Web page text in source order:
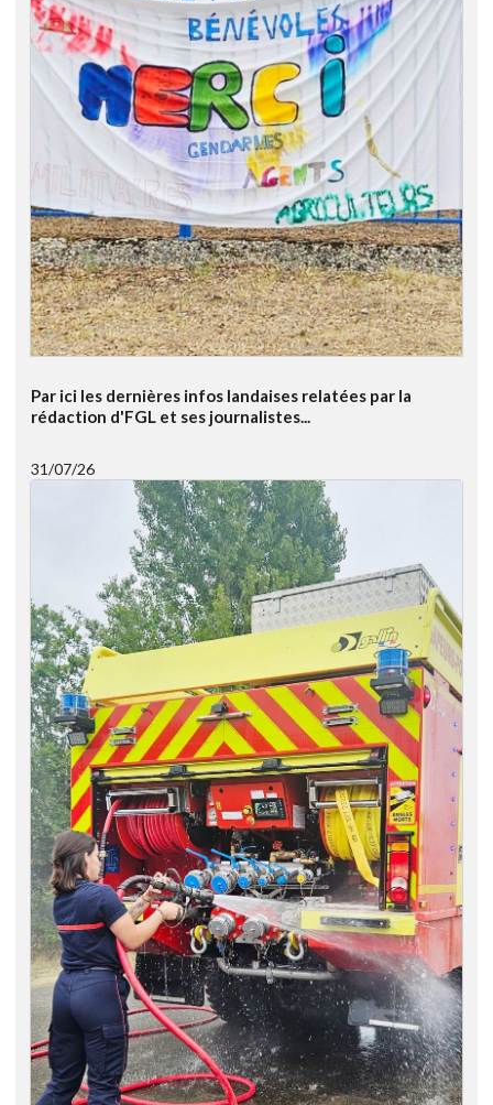
Par ici les dernières infos landaises relatées par la
rédaction d'FGL et ses journalistes...
31/07/26